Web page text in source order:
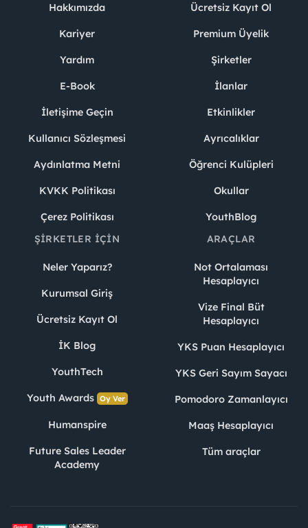
Hakkımızda
Kariyer
Yardım
E-Book
İletişime Geçin
Kullanıcı Sözleşmesi
Aydınlatma Metni
KVKK Politikası
Çerez Politikası
Ücretsiz Kayıt Ol
Premium Üyelik
Şirketler
İlanlar
Etkinlikler
Ayrıcalıklar
Öğrenci Kulüpleri
Okullar
YouthBlog
ŞIRKETLER İÇIN
Neler Yaparız?
Kurumsal Giriş
Ücretsiz Kayıt Ol
İK Blog
YouthTech
Youth Awards Oy Ver
Humanspire
Future Sales Leader
Academy
ARAÇLAR
Not Ortalaması
Hesaplayıcı
Vize Final Büt
Hesaplayıcı
YKS Puan Hesaplayıcı
YKS Geri Sayım Sayacı
Pomodoro Zamanlayıcı
Maaş Hesaplayıcı
Tüm araçlar